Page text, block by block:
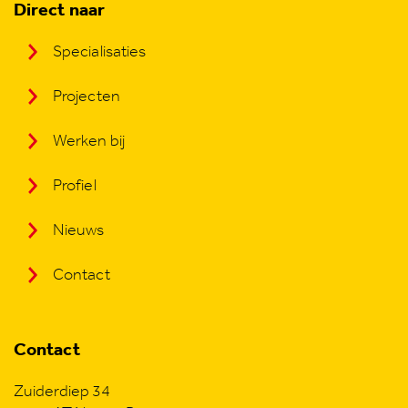
Direct naar
Specialisaties
Projecten
Werken bij
Profiel
Nieuws
Contact
Contact
Zuiderdiep 34